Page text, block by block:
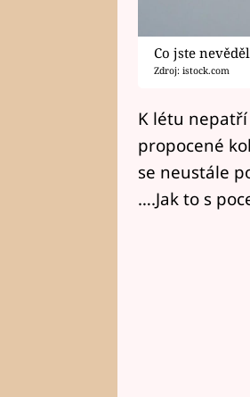
Co jste
Zdroj: istock.com
K létu
propocené
se neustále
….Jak to s